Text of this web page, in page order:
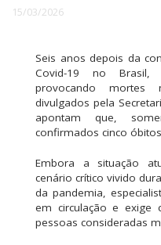
15/03/2026
Seis anos depois da
Covid-19 no
provocando mortes
divulgados pela
apontam que,
confirmados cinco
Embora a situação
cenário crítico vivido
da pandemia,
em circulação e exige
pessoas consideradas